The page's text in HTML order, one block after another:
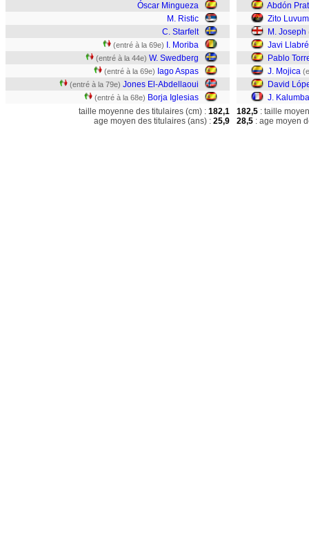
Óscar Mingueza
M. Ristic
C. Starfelt
(entré à la 69e) I. Moriba
(entré à la 44e) W. Swedberg
(entré à la 69e) Iago Aspas
(entré à la 79e) Jones El-Abdellaoui
(entré à la 68e) Borja Iglesias
Abdón
Zito
M. Joseph
Javi
Pablo
J. Mojica
David
J. Kalumba
taille moyenne des titulaires (cm) : 182,1
age moyen des titulaires (ans) : 25,9
182,5 : taille
28,5 : age moyen